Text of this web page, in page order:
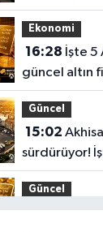
Ekonomi
16:28
güncel altın
Güncel
15:02
sürdürüyor!
durumu
Güncel